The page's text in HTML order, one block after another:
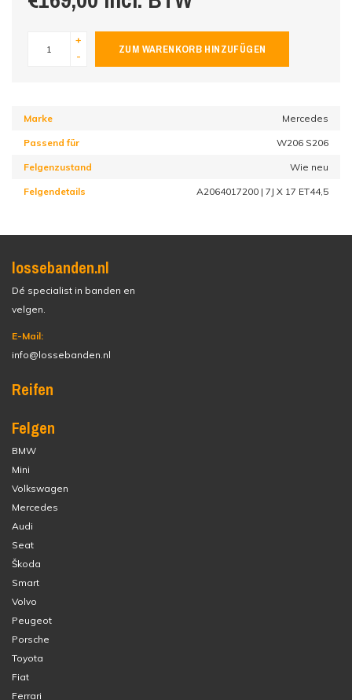
+
-
ZUM WARENKORB HINZUFÜGEN
Marke Mercedes
Passend für W206 S206
Felgenzustand Wie neu
Felgendetails A2064017200 | 7J X 17 ET44,5
lossebanden.nl
Dé specialist in banden en
velgen.
E-Mail:
info@lossebanden.nl
Reifen
Felgen
BMW
Mini
Volkswagen
Mercedes
Audi
Seat
Škoda
Smart
Volvo
Peugeot
Porsche
Toyota
Fiat
Ferrari